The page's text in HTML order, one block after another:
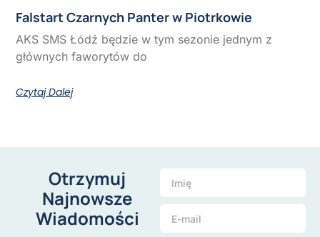
Falstart Czarnych Panter w Piotrkowie
AKS SMS Łódź będzie w tym sezonie jednym z
głównych faworytów do
Czytaj Dalej
Otrzymuj
Najnowsze
Wiadomości